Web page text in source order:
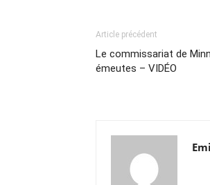
Article précédent
Le commissariat de
émeutes – VIDÉO